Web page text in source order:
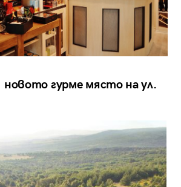
новото гурме място на ул.